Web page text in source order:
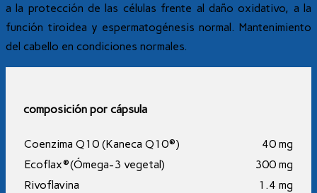
a la protección de las células frente al daño oxidativo, a la
función tiroidea y espermatogénesis normal. Mantenimiento
del cabello en condiciones normales.
composición por cápsula
Coenzima Q10 (Kaneca Q10®)
40 mg
Ecoflax®(Ómega-3 vegetal)
300 mg
Rivoflavina
1.4 mg